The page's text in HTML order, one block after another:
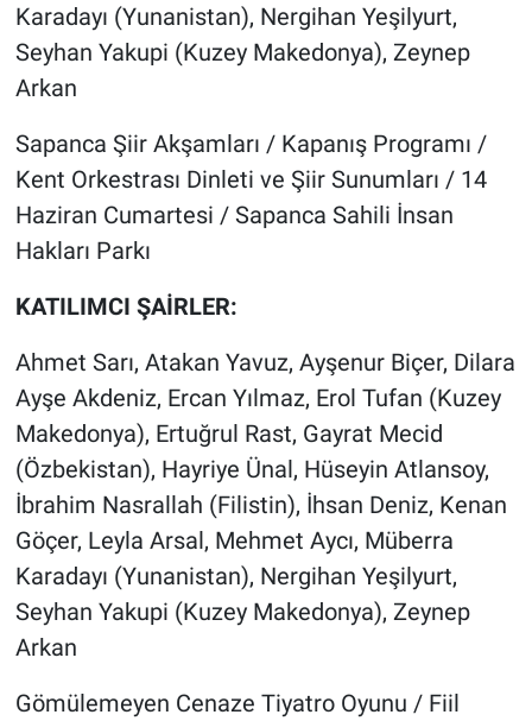
Karadayı (Yunanistan), Nergihan Yeşilyurt,
Seyhan Yakupi (Kuzey Makedonya), Zeynep
Arkan
Sapanca Şiir Akşamları / Kapanış Programı /
Kent Orkestrası Dinleti ve Şiir Sunumları / 14
Haziran Cumartesi / Sapanca Sahili İnsan
Hakları Parkı
KATILIMCI ŞAİRLER:
Ahmet Sarı, Atakan Yavuz, Ayşenur Biçer, Dilara
Ayşe Akdeniz, Ercan Yılmaz, Erol Tufan (Kuzey
Makedonya), Ertuğrul Rast, Gayrat Mecid
(Özbekistan), Hayriye Ünal, Hüseyin Atlansoy,
İbrahim Nasrallah (Filistin), İhsan Deniz, Kenan
Göçer, Leyla Arsal, Mehmet Aycı, Müberra
Karadayı (Yunanistan), Nergihan Yeşilyurt,
Seyhan Yakupi (Kuzey Makedonya), Zeynep
Arkan
Gömülemeyen Cenaze Tiyatro Oyunu / Fiil